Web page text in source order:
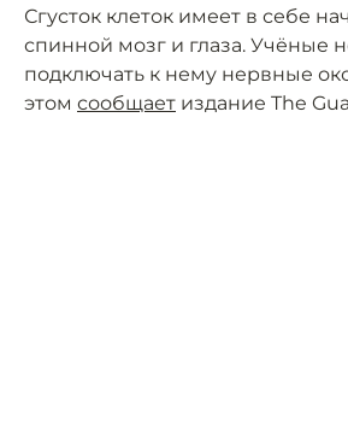
Сгусток клеток имеет в себе
спинной мозг и глаза. Учёные
подключать к нему нервные
этом сообщает издание The